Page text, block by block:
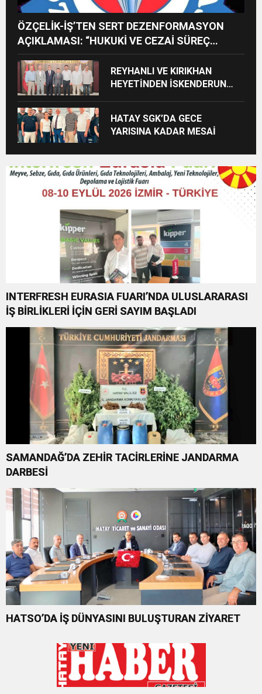
ÖZÇELİK-İŞ’TEN SERT DEZENFORMASYON
AÇIKLAMASI: “HUKUKİ VE CEZAİ SÜREÇ
BAŞLATILDI”
REYHANLI VE KIRIKHAN
HEYETİNDEN İSKENDERUN
HATAY SGK’DA GECE
YARISINA KADAR MESAİ
INTERFRESH EURASIA FUARI’NDA ULUSLARARASI
İŞ BİRLİKLERİ İÇİN GERİ SAYIM BAŞLADI
SAMANDAĞ’DA ZEHİR TACİRLERİNE JANDARMA
DARBESİ
HATSO’DA İŞ DÜNYASINI BULUŞTURAN ZİYARET